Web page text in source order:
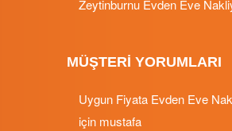
Zeytinburnu Evden Eve
MÜŞTERI YORUMLARI
Uygun Fiyata Evden Eve
için mustafa